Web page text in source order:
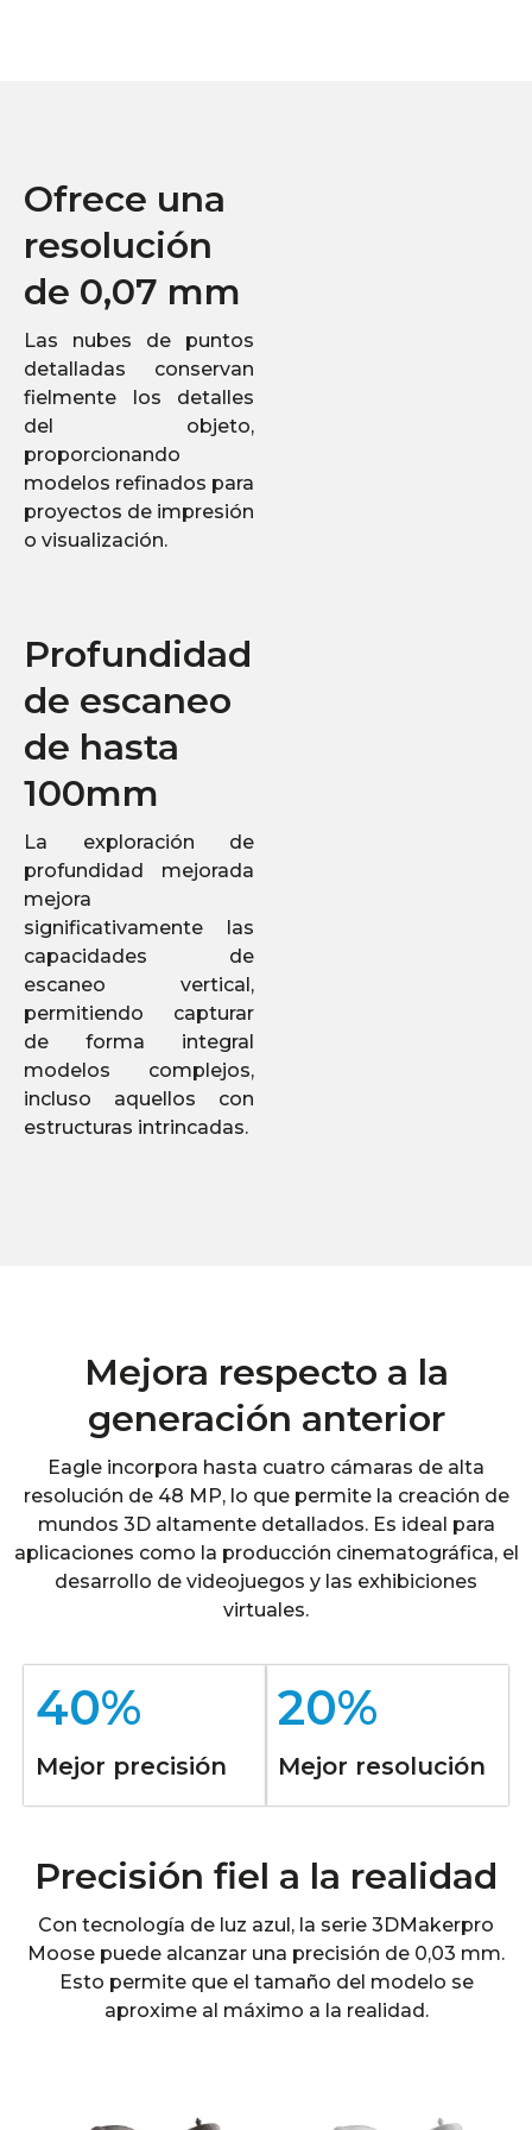
Ofrece una
resolución
de 0,07 mm
Las nubes de puntos
detalladas conservan
fielmente los detalles
del objeto,
proporcionando
modelos refinados para
proyectos de impresión
o visualización.
Profundidad
de escaneo
de hasta
100mm
La exploración de
profundidad mejorada
mejora
significativamente las
capacidades de
escaneo vertical,
permitiendo capturar
de forma integral
modelos complejos,
incluso aquellos con
estructuras intrincadas.
Mejora respecto a la
generación anterior
Eagle incorpora hasta cuatro cámaras de alta
resolución de 48 MP, lo que permite la creación de
mundos 3D altamente detallados. Es ideal para
aplicaciones como la producción cinematográfica, el
desarrollo de videojuegos y las exhibiciones
virtuales.
40%
Mejor precisión
20%
Mejor resolución
Precisión fiel a la realidad
Con tecnología de luz azul, la serie 3DMakerpro
Moose puede alcanzar una precisión de 0,03 mm.
Esto permite que el tamaño del modelo se
aproxime al máximo a la realidad.